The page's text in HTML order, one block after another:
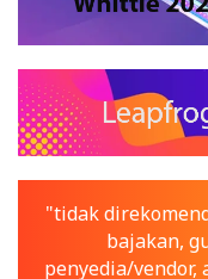
"tidak
bajakan,
penyedia/